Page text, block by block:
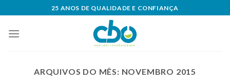
to
content
25 ANOS DE QUALIDADE E CONFIANÇA
ARQUIVOS DO MÊS: NOVEMBRO 2015